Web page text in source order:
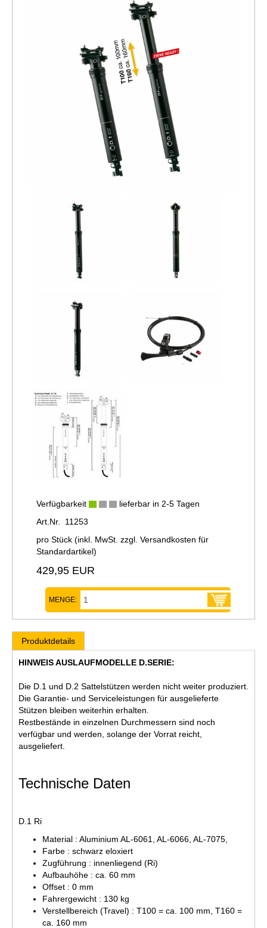
Verfügbarkeit
lieferbar in 2-5 Tagen
Art.Nr. 11253
pro Stück (inkl. MwSt. zzgl. Versandkosten für
Standardartikel)
429,95 EUR
MENGE:
Produktdetails
HINWEIS AUSLAUFMODELLE D.SERIE:
Die D.1 und D.2 Sattelstützen werden nicht weiter produziert.
Die Garantie- und Serviceleistungen für ausgelieferte
Stützen bleiben weiterhin erhalten.
Restbestände in einzelnen Durchmessern sind noch
verfügbar und werden, solange der Vorrat reicht,
ausgeliefert.
Technische Daten
D.1 Ri
Material : Aluminium AL-6061, AL-6066, AL-7075,
Farbe : schwarz eloxiert
Zugführung : innenliegend (Ri)
Aufbauhöhe : ca. 60 mm
Offset : 0 mm
Fahrergewicht : 130 kg
Verstellbereich (Travel) : T100 = ca. 100 mm, T160 =
ca. 160 mm